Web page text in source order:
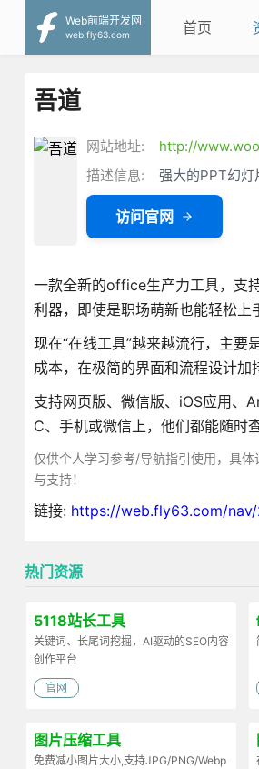
Web前端开发网
web.fly63.com
首页
吾道
网站地址:
http://
描述信息:
强大的PPT幻灯
访问官网
一款全新的office生产力工具，支
利器，即使是职场萌新也能轻松上
现在“在线工具”越来越流行，主
成本，在极简的界面和流程设计加
支持网页版、微信版、iOS应用、
C、手机或微信上，他们都能随时
仅供个人学习参考/导航指引使用，具
与支持！
链接: https://web.fly63.com/
热门资源
5118站长工具
关键词、长尾词挖掘，AI驱动的SEO内容
创作平台
官网
图片压缩工具
免费减小图片大小,支持JPG/PNG/Webp